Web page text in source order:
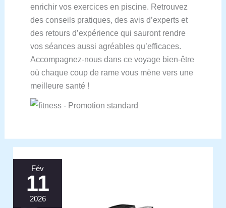
enrichir vos exercices en piscine. Retrouvez
des conseils pratiques, des avis d’experts et
des retours d’expérience qui sauront rendre
vos séances aussi agréables qu’efficaces.
Accompagnez-nous dans ce voyage bien-être
où chaque coup de rame vous mène vers une
meilleure santé !
Fév
11
2026